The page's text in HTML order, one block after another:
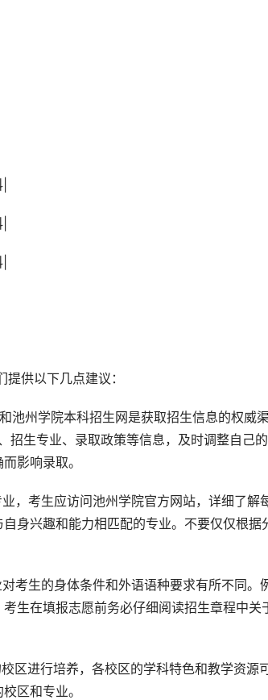
供以下几点建议：
池州学院本科招生网是获取招生信息的权威
生专业、录取政策等信息，及时调整自己
影响录取。
，考生应访问池州学院官方网站，详细了解
身兴趣和能力相匹配的专业。不要仅仅根据
考生的身体条件和外语语种要求有所不同。
生在填报志愿前务必仔细阅读招生章程中关
区进行培养，各校区的学科特色和教学资源
区和专业。